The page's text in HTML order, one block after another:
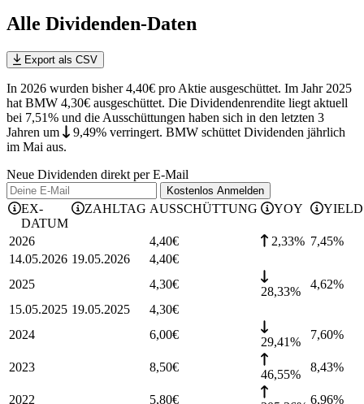
Alle Dividenden-Daten
Export als CSV
In 2026 wurden bisher 4,40€ pro Aktie ausgeschüttet. Im Jahr 2025
hat BMW 4,30€ ausgeschüttet. Die Dividendenrendite liegt aktuell
bei 7,51% und die Ausschüttungen haben sich in den letzten 3
Jahren um 9,49% verringert. BMW schüttet Dividenden jährlich
im Mai aus.
Neue Dividenden direkt per E-Mail
Kostenlos Anmelden
EX-
DATUM
ZAHLTAG AUSSCHÜTTUNG YOY YIELD
2026 4,40€ 2,33% 7,45%
14.05.2026 19.05.2026 4,40€
2025
4,30€
28,33%
4,62%
15.05.2025 19.05.2025 4,30€
2024
6,00€
29,41%
7,60%
2023 8,50€
46,55%
8,43%
2022 5,80€ 6,96%